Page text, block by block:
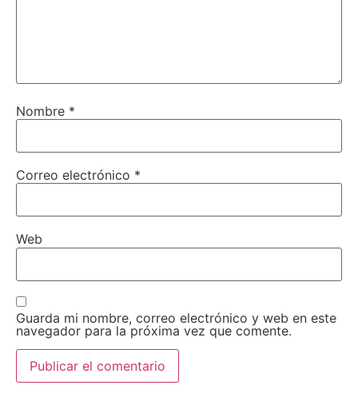
Nombre *
Correo electrónico *
Web
Guarda mi nombre, correo electrónico y web en este
navegador para la próxima vez que comente.